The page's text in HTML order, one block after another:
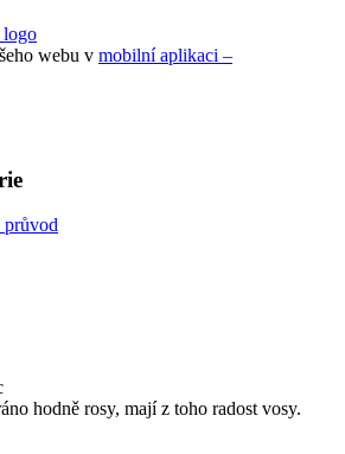
webu v mobilní aplikaci –
hodně rosy, mají z toho radost vosy.